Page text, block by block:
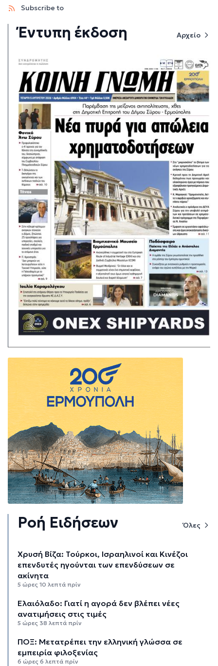
Subscribe to
Έντυπη έκδοση Αρχείο
Ροή Ειδήσεων Όλες
Χρυσή Βίζα: Τούρκοι, Ισραηλινοί και Κινέζοι
επενδυτές ηγούνται των επενδύσεων σε
ακίνητα
5 ώρες 10 λεπτά πρίν
Ελαιόλαδο: Γιατί η αγορά δεν βλέπει νέες
ανατιμήσεις στις τιμές
5 ώρες 38 λεπτά πρίν
ΠΟΞ: Μετατρέπει την ελληνική γλώσσα σε
εμπειρία φιλοξενίας
6 ώρες 6 λεπτά πρίν